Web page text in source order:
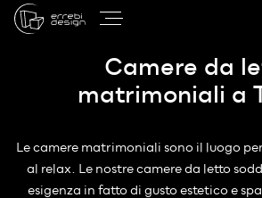
Camere da
matrimoniali a
Le camere matrimoniali sono il luogo
al relax. Le nostre camere da letto
esigenza in fatto di gusto estetico e